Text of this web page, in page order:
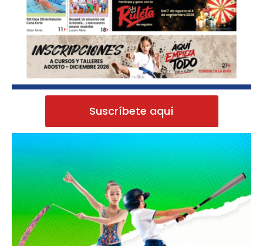
Suscríbete aquí